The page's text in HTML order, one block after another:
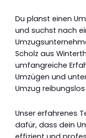
Du planst einen
und suchst nach
Scholz aus
umfangreiche
Umzügen und
Umzug
Unser erfahrenes
dafür, dass dein